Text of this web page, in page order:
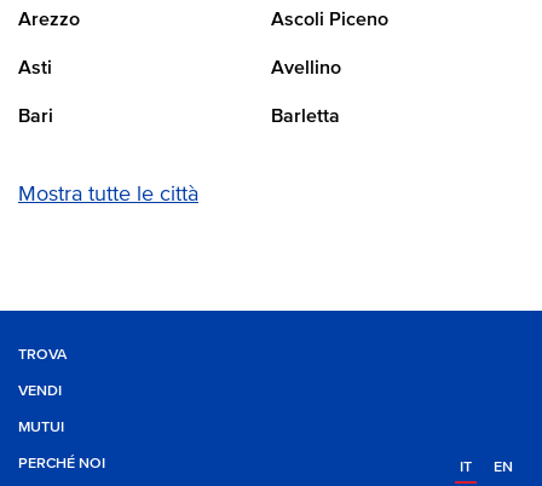
Arezzo Ascoli Piceno
Asti Avellino
Bari Barletta
Mostra tutte le città
TROVA
VENDI
MUTUI
PERCHÉ NOI IT EN